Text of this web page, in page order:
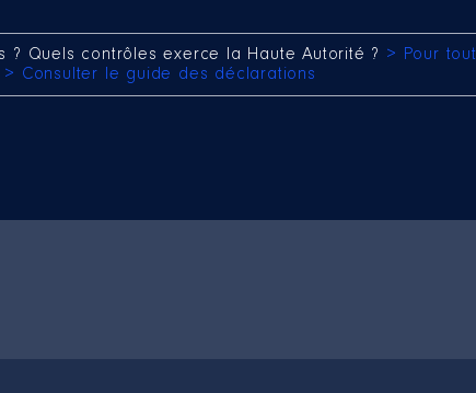
? Quels contrôles exerce la Haute Autorité ? > Pour
> Consulter le guide des déclarations